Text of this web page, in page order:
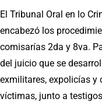
El Tribunal Oral en lo
encabezó los
comisarías 2da y 8va.
del juicio que se
exmilitares, expolicías y
víctimas, junto a